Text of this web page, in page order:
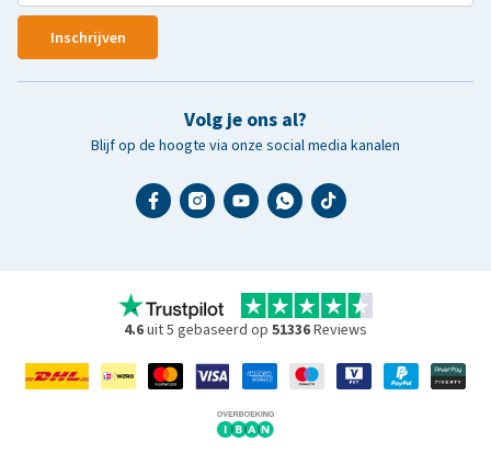
Inschrijven
Volg je ons al?
Blijf op de hoogte via onze social media kanalen
4.6uit 5 gebaseerd op 51336Reviews